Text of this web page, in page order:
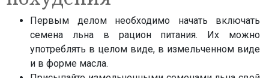
Первым делом необходимо начать включать
семена льна в рацион питания. Их можно
употреблять в целом виде, в измельченном виде
и в форме масла.